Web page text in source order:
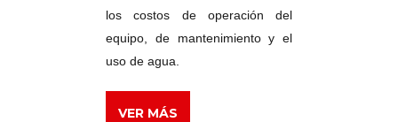
los costos de operación del
equipo, de mantenimiento y el
uso de agua.
VER MÁS